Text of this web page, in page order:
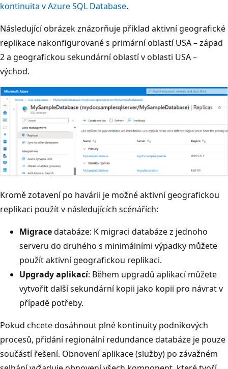
kontinuita v Azure SQL Database.
Následující obrázek znázorňuje příklad aktivní geografické
replikace nakonfigurované s primární oblastí USA – západ
2 a geografickou sekundární oblastí v oblasti USA –
východ.
Kromě zotavení po havárii je možné aktivní geografickou
replikaci použít v následujících scénářích:
Migracedatabáze: K migraci databáze z jednoho
serveru do druhého s minimálními výpadky můžete
použít aktivní geografickou replikaci.
Upgrady aplikací: Během upgradů aplikací můžete
vytvořit další sekundární kopii jako kopii pro návrat v
případě potřeby.
Pokud chcete dosáhnout plné kontinuity podnikových
procesů, přidání regionální redundance databáze je pouze
součástí řešení. Obnovení aplikace (služby) po závažném